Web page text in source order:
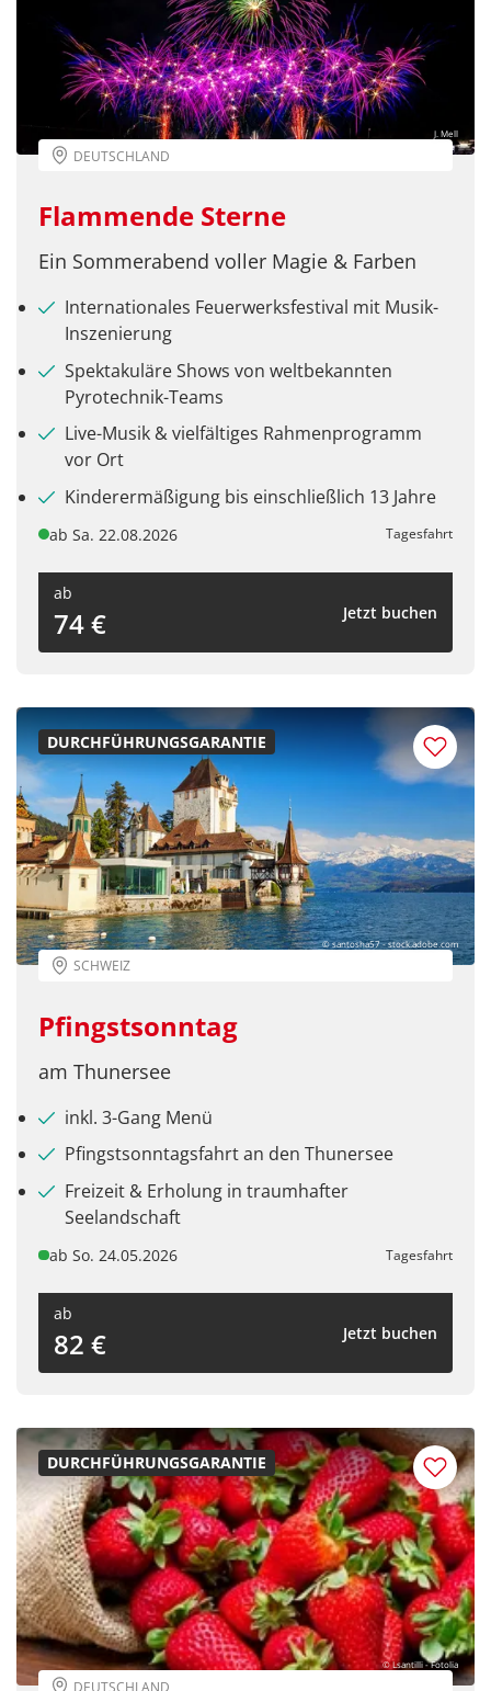
Teile diese Reise
Facebook
per E-Mail senden
Link kopieren
J. Mell
DEUTSCHLAND
Flammende Sterne
Ein Sommerabend voller Magie & Farben
Internationales Feuerwerksfestival mit Musik-
Inszenierung
Spektakuläre Shows von weltbekannten
Pyrotechnik-Teams
Live-Musik & vielfältiges Rahmenprogramm
vor Ort
Kinderermäßigung bis einschließlich 13 Jahre
ab Sa. 22.08.2026 Tagesfahrt
ab
74 € Jetzt buchen
DURCHFÜHRUNGSGARANTIE
© santosha57 - stock.adobe.com
SCHWEIZ
Pfingstsonntag
am Thunersee
inkl. 3-Gang Menü
Pfingstsonntagsfahrt an den Thunersee
Freizeit & Erholung in traumhafter
Seelandschaft
ab So. 24.05.2026 Tagesfahrt
ab
82 € Jetzt buchen
DURCHFÜHRUNGSGARANTIE
© Lsantilli - Fotolia
DEUTSCHLAND